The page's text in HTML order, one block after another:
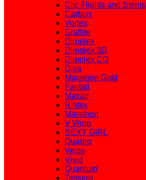
Clic Flights and Stems
Carbon
Vortex
Graflite
Dimplex
Dimplex 3D
Dimplex CD
Diva
Marathon Gold
Fantail
Maxair
Ribtex
Marathon
V Wing
SEXY GIRL
Quadro
Velos
Vivid
Quantum
Tessera